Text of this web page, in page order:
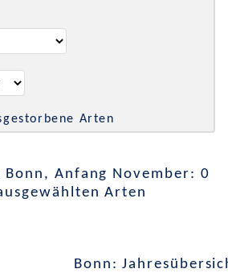
Arten
Bonn, Anfang November: 0
Arten
Bonn: